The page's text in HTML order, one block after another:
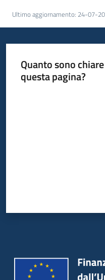
Ultimo aggiornamento: 24-07-
Quanto sono
questa pagina?